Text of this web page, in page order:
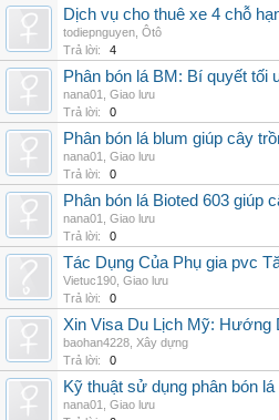
Dịch vụ cho thuê xe 4 chỗ
todiepnguyen Ôtô
Trả lời:
4
Phân bón lá BM: Bí quyết
nana01
Giao lưu
Trả lời:
0
Phân bón lá blum giúp cây
nana01
Giao lưu
Trả lời:
0
Phân bón lá Bioted 603 giúp
nana01
Giao lưu
Trả lời:
0
Tác Dụng Của Phụ gia pvc
Vietuc190 Giao lưu
Trả lời:
0
Xin Visa Du Lịch Mỹ: Hướng
baohan4228 Xây dựng
Trả lời:
0
Kỹ thuật sử dụng phân bón
nana01
Giao lưu